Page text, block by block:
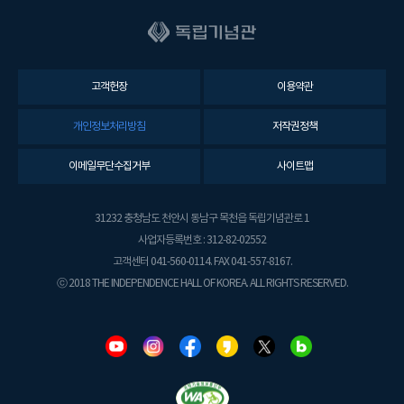
고객헌장 이용약관
개인정보처리방침 저작권정책
이메일무단수집거부 사이트맵
31232 충청남도 천안시 동남구 목천읍 독립기념관로 1
사업자등록번호 : 312-82-02552
고객센터 041-560-0114. FAX 041-557-8167.
ⓒ 2018 THE INDEPENDENCE HALL OF KOREA. ALL RIGHTS RESERVED.